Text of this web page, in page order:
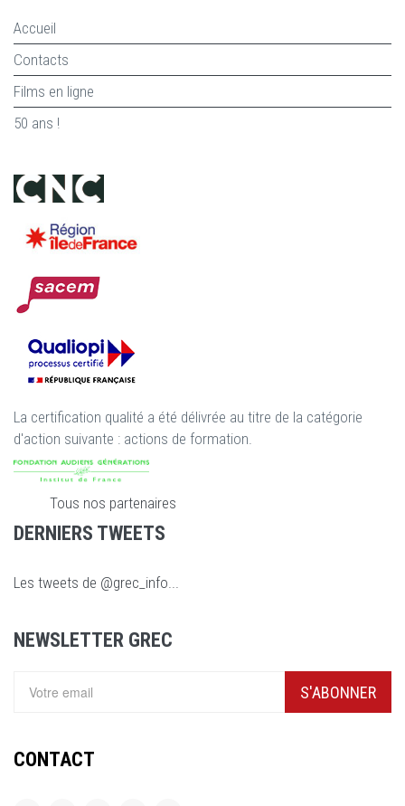
Accueil
Contacts
Films en ligne
50 ans !
La certification qualité a été délivrée au titre de la catégorie
d'action suivante : actions de formation.
Tous nos partenaires
DERNIERS TWEETS
Les tweets de @grec_info...
NEWSLETTER GREC
S'ABONNER
CONTACT